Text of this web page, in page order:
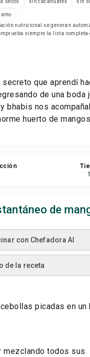
Guardar
Reportar
secos sin cacahuates sin
nutricional se generan
siempre la lista completa
que aprendí
de una boda
bhabis nos
huerto de
1
de
con Chefadora AI
de la receta
picadas en un
mezclando todos sus